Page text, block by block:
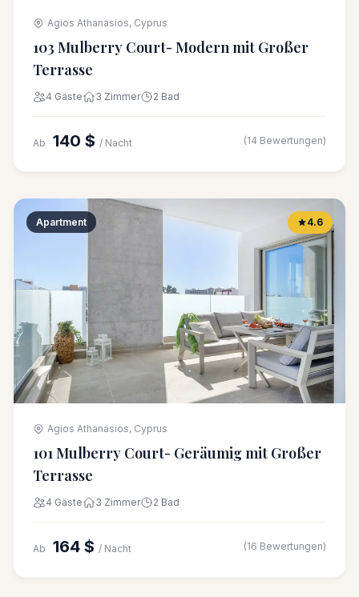
Agios Athanasios, Cyprus
103 Mulberry Court- Modern mit Großer
Terrasse
4 Gäste 3 Zimmer 2 Bad
Ab 140 $ / Nacht (14 Bewertungen)
Apartment 4.6
Agios Athanasios, Cyprus
101 Mulberry Court- Geräumig mit Großer
Terrasse
4 Gäste 3 Zimmer 2 Bad
Ab 164 $ / Nacht (16 Bewertungen)